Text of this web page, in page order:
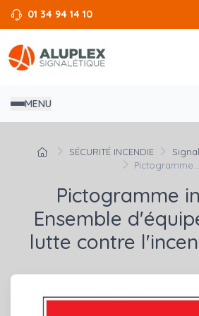
01 34 94 14 10
MENU
SÉCURITÉ INCENDIE
Pictogramme...
Pictogramme
Ensemble
lutte contre